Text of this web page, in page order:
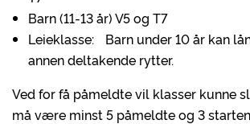
Barn (11-13 år) V5 og T7
Leieklasse: Barn under 10 år kan
annen deltakende rytter.
Ved for få påmeldte vil klasser kunne
må være minst 5 påmeldte og 3